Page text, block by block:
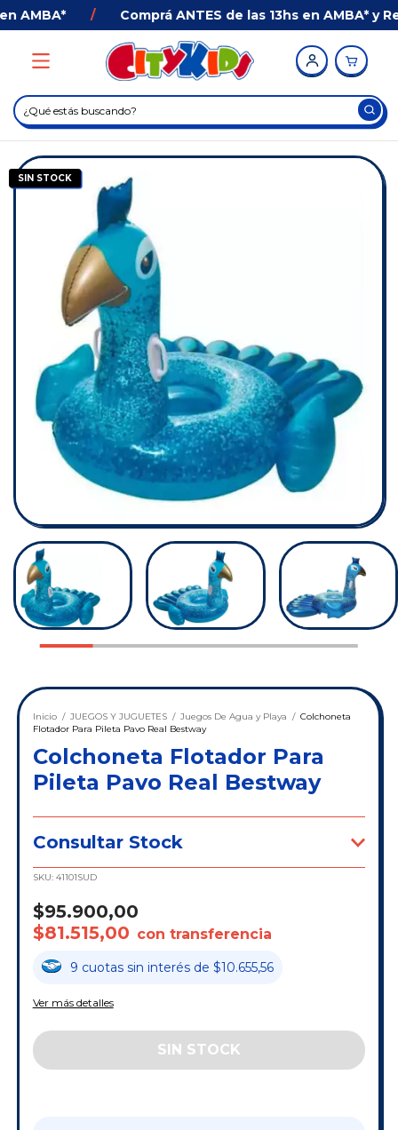
AMBA* Comprá ANTES de las 13hs en AMBA* y
SIN STOCK
Inicio / JUEGOS Y JUGUETES / Juegos De Agua y Playa / Colchoneta
Flotador Para Pileta Pavo Real Bestway
Colchoneta Flotador Para
Pileta Pavo Real Bestway
Consultar Stock
SKU: 41101SUD
$95.900,00
$81.515,00 con transferencia
9 cuotas sin interés de $10.655,56
Ver más detalles